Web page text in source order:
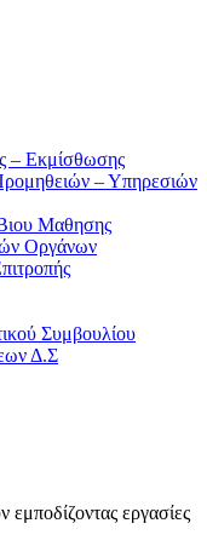
– Εκμίσθωσης
– Υπηρεσιών
Μαθησης
Οργάνων
Συμβουλίου
Δ.Σ
εμποδίζοντας εργασίες